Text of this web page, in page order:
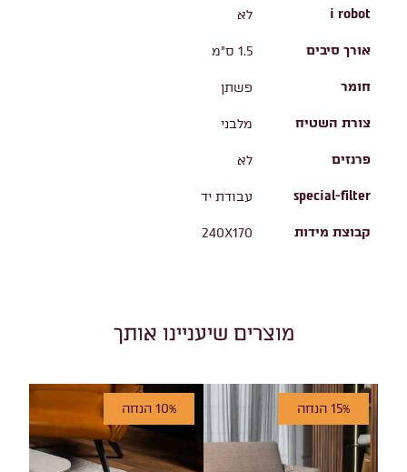
i robot לא
אורך סיבים 1.5 ס"מ
חומר פשתן
צורת השטיח מלבני
פרנזים לא
special-filter עבודת יד
קבוצת מידות 240X170
מוצרים שיעניינו אותך
15% הנחה 10% הנחה